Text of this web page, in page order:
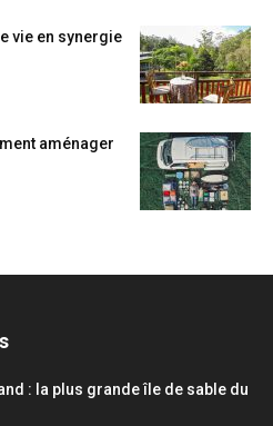
vie en synergie
aménager
: la plus grande île de sable du